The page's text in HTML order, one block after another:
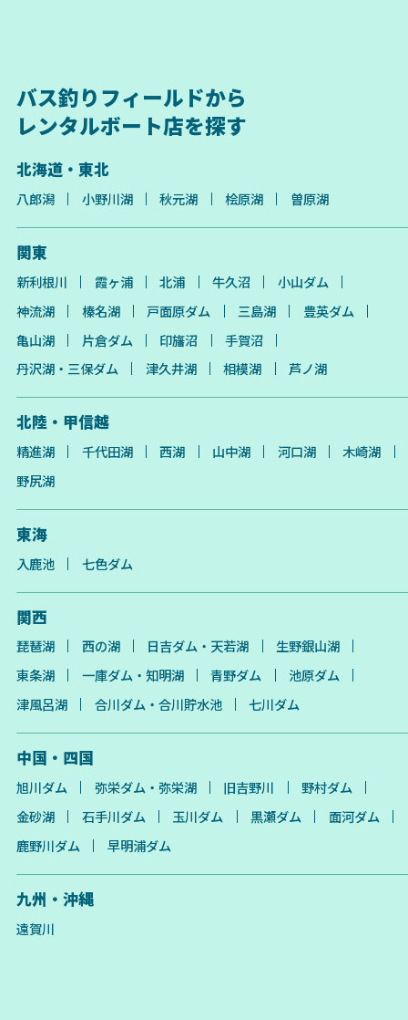
バス釣りフィールドから
レンタルボート店を探す
北海道・東北
八郎潟 小野川湖 秋元湖 桧原湖 曽原湖
関東
新利根川 霞ヶ浦 北浦 牛久沼
小山ダム
神流湖
榛名湖 戸面原ダム 三島湖
豊英ダム
亀山湖
片倉ダム 印旛沼
手賀沼
丹沢湖・三保ダム
津久井湖 相模湖 芦ノ湖
北陸・甲信越
精進湖 千代田湖 西湖 山中湖 河口湖
木崎湖
野尻湖
東海
入鹿池 七色ダム
関西
琵琶湖 西の湖 日吉ダム・天若湖
生野銀山湖
東条湖
一庫ダム・知明湖 青野ダム
池原ダム
津風呂湖
合川ダム・合川貯水池 七川ダム
中国・四国
旭川ダム 弥栄ダム・弥栄湖 旧吉野川
野村ダム
金砂湖
石手川ダム 玉川ダム 黒瀬ダム
面河ダム
鹿野川ダム
早明浦ダム
九州・沖縄
遠賀川